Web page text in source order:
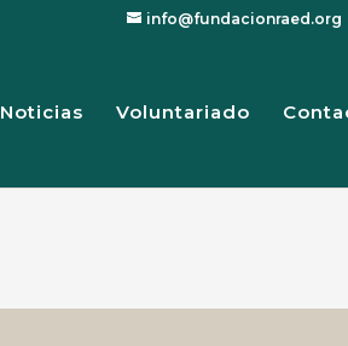
info@fundacionraed.org
Noticias Voluntariado